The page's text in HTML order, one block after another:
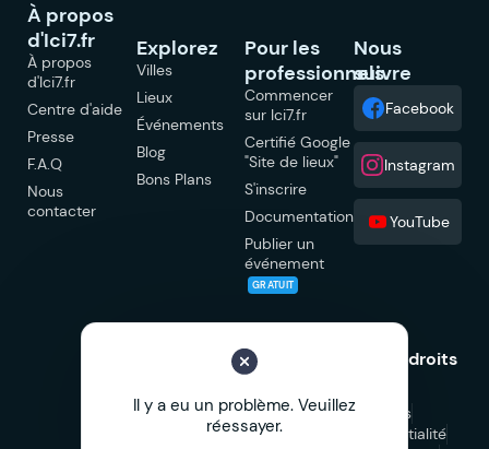
À propos
d'Ici7.fr
À propos
d'Ici7.fr
Centre d'aide
Presse
F.A.Q
Nous
contacter
Explorez
Villes
Lieux
Événements
Blog
Bons Plans
Pour les
professionnels
Commencer
sur Ici7.fr
Certifié Google
"Site de lieux"
S'inscrire
Documentation
Publier un
événement
GRATUIT
Nous
suivre
Facebook
Instagram
YouTube
© 2026 Ici7.fr Tous droits
Mentions légales
Politique de confidentialité
Il y a eu un problème. Veuillez
réessayer.